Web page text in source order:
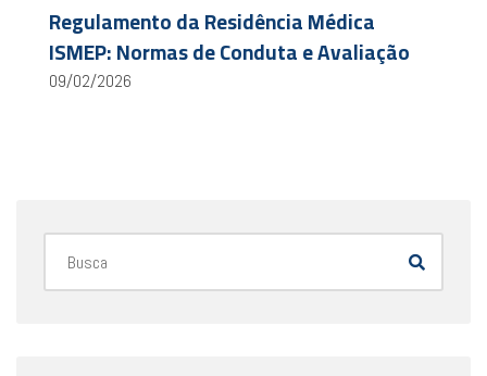
Regulamento da Residência Médica
ISMEP: Normas de Conduta e Avaliação
09/02/2026